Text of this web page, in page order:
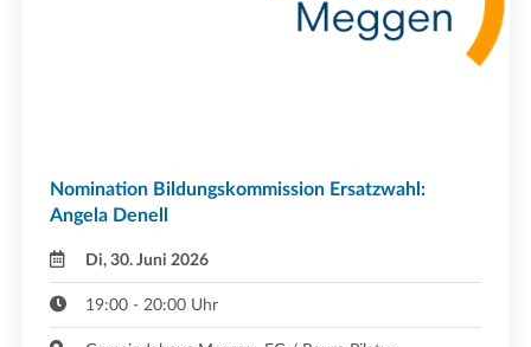
Nomination Bildungskommission Ersatzwahl:
Angela Denell
Di, 30. Juni 2026
19:00 - 20:00 Uhr